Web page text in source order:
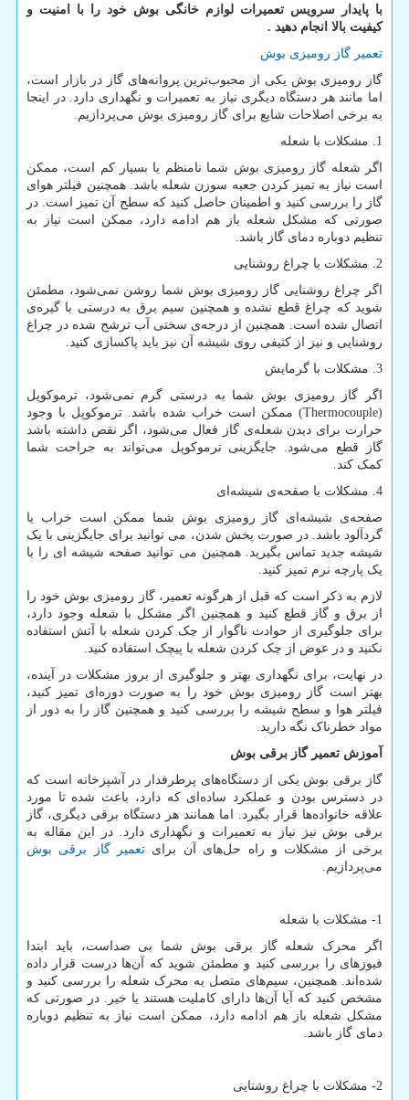
با پایدار سرویس تعمیرات لوازم خانگی بوش خود را با امنیت و
کیفیت بالا انجام دهید .
تعمیر گاز رومیزی بوش
گاز رومیزی بوش یکی از محبوب‌ترین پروانه‌های گاز در بازار است،
اما مانند هر دستگاه دیگری نیاز به تعمیرات و نگهداری دارد. در اینجا
به برخی اصلاحات شایع برای گاز رومیزی بوش می‌پردازیم.
1. مشکلات با شعله
اگر شعله گاز رومیزی بوش شما نامنظم یا بسیار کم است، ممکن
است نیاز به تمیز کردن جعبه سوزن شعله باشد. همچنین فیلتر هوای
گاز را بررسی کنید و اطمینان حاصل کنید که سطح آن تمیز است. در
صورتی که مشکل شعله باز هم ادامه دارد، ممکن است نیاز به
تنظیم دوباره دمای گاز باشد.
2. مشکلات با چراغ روشنایی
اگر چراغ روشنایی گاز رومیزی بوش شما روشن نمی‌شود، مطمئن
شوید که چراغ قطع نشده و همچنین سیم برق به درستی با گیره‌ی
اتصال شده است. همچنین از درجه‌ی سختی آب ترشح شده در چراغ
روشنایی و نیز از کثیفی روی شیشه آن نیز باید پاکسازی کنید.
3. مشکلات با گرمایش
اگر گاز رومیزی بوش شما به درستی گرم نمی‌شود، ترموکوپل
(
Thermocouple) ممکن است خراب شده باشد. ترموکوپل با وجود
حرارت برای دیدن شعله‌ی گاز فعال می‌شود، اگر نقص داشته باشد
گاز قطع می‌شود. جایگزینی ترموکوپل می‌تواند به جراحت شما
کمک کند.
4. مشکلات با صفحه‌ی شیشه‌ای
صفحه‌ی شیشه‌ای گاز رومیزی بوش شما ممکن است خراب یا
گرد‌آلود باشد. در صورت پخش شدن، می توانید برای جایگزینی با یک
شیشه جدید تماس بگیرید. همچنین می توانید صفحه شیشه ای را با
یک پارچه نرم تمیز کنید.
لازم به ذکر است که قبل از هرگونه تعمیر، گاز رومیزی بوش خود را
از برق و گاز قطع کنید و همچنین اگر مشکل با شعله وجود دارد،
برای جلوگیری از حوادث ناگوار از چک کردن شعله با آتش استفاده
نکنید و در عوض از چک کردن شعله با پیچک استفاده کنید.
در نهایت، برای نگهداری بهتر و جلوگیری از بروز مشکلات در آینده،
بهتر است گاز رومیزی بوش خود را به صورت دوره‌ای تمیز کنید،
فیلتر هوا و سطح شیشه را بررسی کنید و همچنین گاز را به دور از
مواد خطرناک نگه دارید.
آموزش تعمیر گاز برقی بوش
گاز برقی بوش یکی از دستگاه‌های پرطرفدار در آشپزخانه است که
در دسترس بودن و عملکرد ساده‌ای که دارد، باعث شده تا مورد
علاقه خانواده‌ها قرار بگیرد. اما همانند هر دستگاه برقی دیگری، گاز
برقی بوش نیز نیاز به تعمیرات و نگهداری دارد. در این مقاله به
برخی از مشکلات و راه حل‌های آن برای تعمیر گاز برقی بوش
می‌پردازیم.
1- مشکلات با شعله
اگر محرک شعله گاز برقی بوش شما بی صداست، باید ابتدا
فیوزهای را بررسی کنید و مطمئن شوید که آن‌ها درست قرار داده
شده‌اند. همچنین، سیم‌های متصل به محرک شعله را بررسی کنید و
مشخص کنید که آیا آن‌ها دارای کاملیت هستند یا خیر. در صورتی که
مشکل شعله باز هم ادامه دارد، ممکن است نیاز به تنظیم دوباره
دمای گاز باشد.
2- مشکلات با چراغ روشنایی